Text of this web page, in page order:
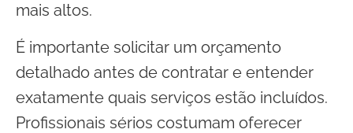
mais altos.
É importante solicitar um orçamento
detalhado antes de contratar e entender
exatamente quais serviços estão incluídos.
Profissionais sérios costumam oferecer